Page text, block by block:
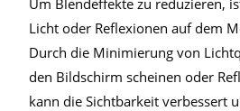
Um Blendeffekte zu reduzieren,
Licht oder Reflexionen auf dem
Durch die Minimierung von
den Bildschirm scheinen oder
kann die Sichtbarkeit verbessert